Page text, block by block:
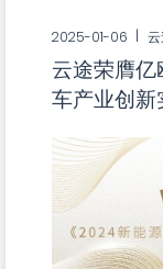
2025-01-06
云途荣膺
车产业创新